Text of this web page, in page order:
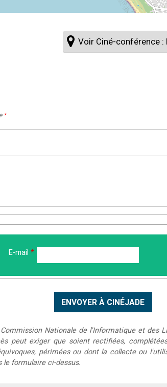
Voir Ciné-conférence :
*
E-mail *
Nationale de l'Informatique et des
peut exiger que soient rectifiées,
périmées ou dont la collecte ou
formulaire ci-dessus.